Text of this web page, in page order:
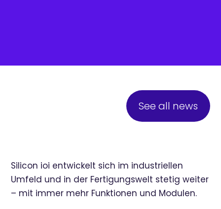
See all news
Silicon ioi entwickelt sich im industriellen
Umfeld und in der Fertigungswelt stetig weiter
– mit immer mehr Funktionen und Modulen.